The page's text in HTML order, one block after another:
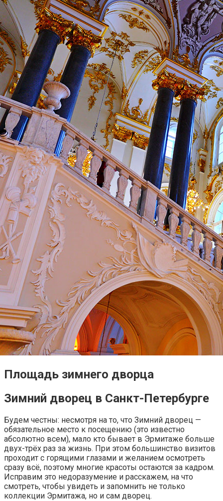
Площадь зимнего дворца
Зимний дворец в Санкт-Петербурге
Будем честны: несмотря на то, что Зимний дворец —
обязательное место к посещению (это известно
абсолютно всем), мало кто бывает в Эрмитаже больше
двух-трёх раз за жизнь. При этом большинство визитов
проходит с горящими глазами и желанием осмотреть
сразу всё, поэтому многие красоты остаются за кадром.
Исправим это недоразумение и расскажем, на что
смотреть, чтобы увидеть и запомнить не только
коллекции Эрмитажа, но и сам дворец.